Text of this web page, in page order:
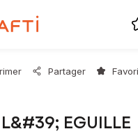
Partager
EGUILLE